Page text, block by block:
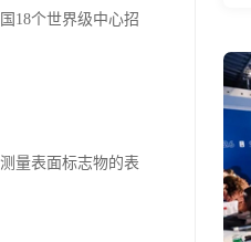
18个世界级中心招
量表面标志物的表